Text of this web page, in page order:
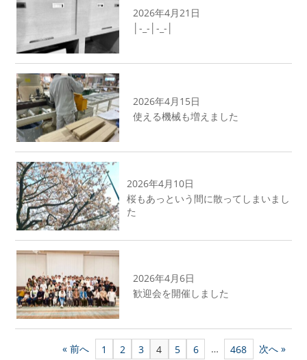
2026年4月21日
│-_-│-_-│
2026年4月15日
使える機械も増えました
2026年4月10日
桜もあっという間に散ってしまいまし
た
2026年4月6日
歓迎会を開催しました
« 前へ 1 2 3 4 5 6 … 468 次へ »